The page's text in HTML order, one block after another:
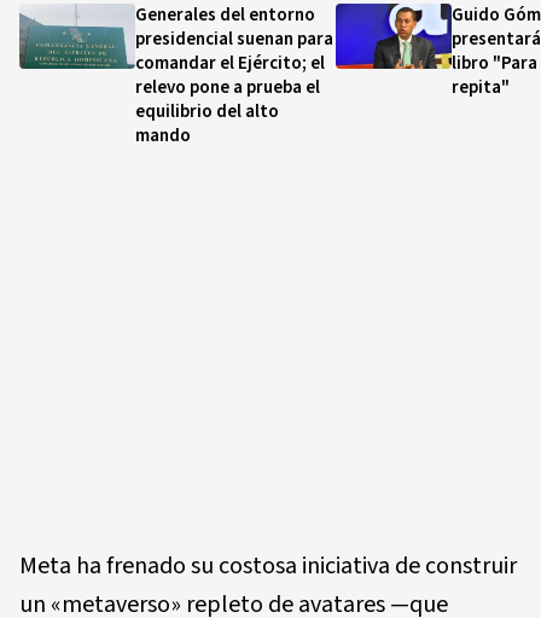
Generales del entorno
presidencial suenan para
comandar el Ejército; el
relevo pone a prueba el
equilibrio del alto
mando
Guido
libro "Para
repita"
Meta ha frenado su costosa iniciativa de construir
un «metaverso» repleto de avatares —que